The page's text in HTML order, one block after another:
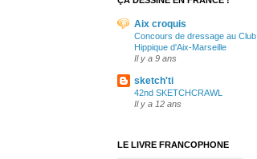
Aix croquis
Concours de dressage au Club
Hippique d'Aix-Marseille
Il y a 9 ans
sketch'ti
42nd SKETCHCRAWL
Il y a 12 ans
LE LIVRE FRANCOPHONE